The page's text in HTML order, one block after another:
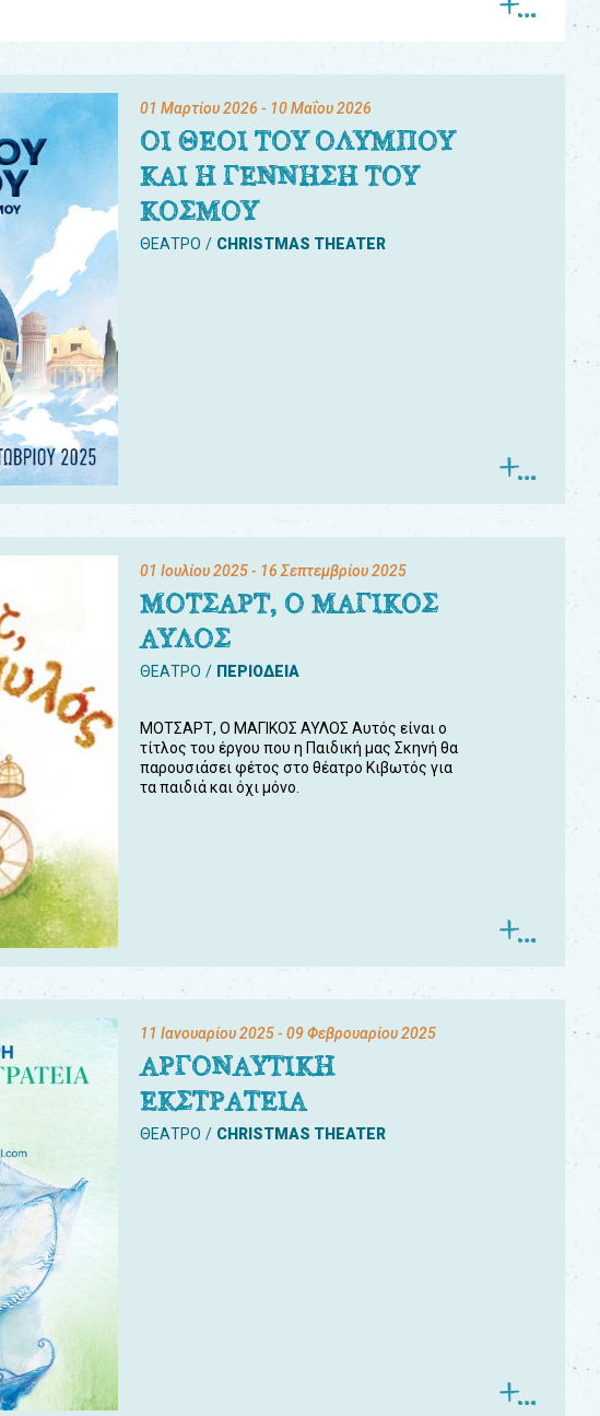
01 Μαρτίου 2026 - 10 Μαΐου 2026
ΟΙ ΘΕΟΙ ΤΟΥ ΟΛΥΜΠΟΥ
ΚΑΙ Η ΓΕΝΝΗΣΗ ΤΟΥ
ΚΟΣΜΟΥ
ΘΕΑΤΡΟ CHRISTMAS THEATER
01 Ιουλίου 2025- 16 Σεπτεμβρίου 2025
ΜΟΤΣΑΡΤ, Ο ΜΑΓΙΚΟΣ
ΑΥΛΟΣ
ΘΕΑΤΡΟ ΠΕΡΙΟΔΕΙΑ
ΜΟΤΣΑΡΤ, Ο ΜΑΓΙΚΟΣ ΑΥΛΟΣ Αυτός είναι ο
τίτλος του έργου που η Παιδική μας Σκηνή θα
παρουσιάσει φέτος στο θέατρο Κιβωτός για
τα παιδιά και όχι μόνο.
11 Ιανουαρίου 2025- 09 Φεβρουαρίου 2025
ΑΡΓΟΝΑΥΤΙΚΗ
ΕΚΣΤΡΑΤΕΙΑ
ΘΕΑΤΡΟ CHRISTMAS THEATER